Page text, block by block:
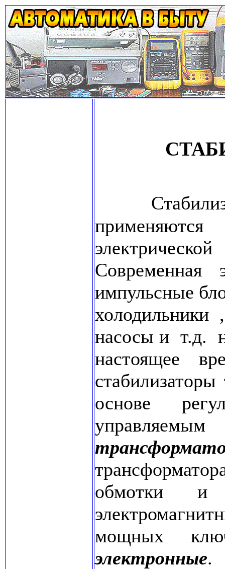
Современная
импульсные
насосы и т.д.
настоящее
основе
обмотки и
мощных
электронные.